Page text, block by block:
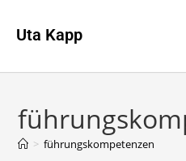
Uta Kapp
> führungskompetenzen